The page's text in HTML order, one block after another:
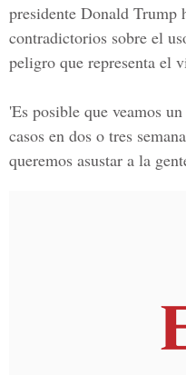
presidente Donald Trump
contradictorios sobre el
peligro que representa el
'Es posible que veamos
casos en dos o tres
queremos asustar a la